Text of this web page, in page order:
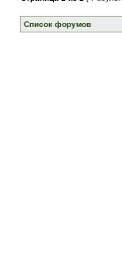
Список форумов